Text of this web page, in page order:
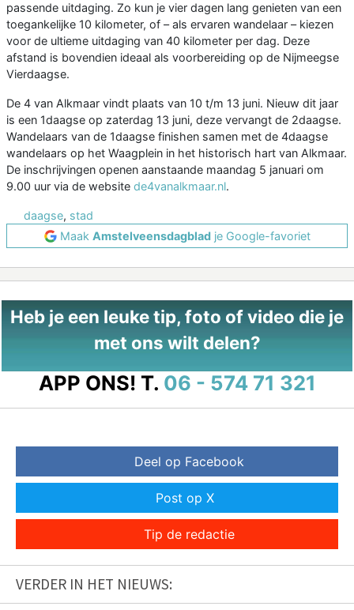
passende uitdaging. Zo kun je vier dagen lang genieten van een
toegankelijke 10 kilometer, of – als ervaren wandelaar – kiezen
voor de ultieme uitdaging van 40 kilometer per dag. Deze
afstand is bovendien ideaal als voorbereiding op de Nijmeegse
Vierdaagse.
De 4 van Alkmaar vindt plaats van 10 t/m 13 juni. Nieuw dit jaar
is een 1daagse op zaterdag 13 juni, deze vervangt de 2daagse.
Wandelaars van de 1daagse finishen samen met de 4daagse
wandelaars op het Waagplein in het historisch hart van Alkmaar.
De inschrijvingen openen aanstaande maandag 5 januari om
9.00 uur via de website de4vanalkmaar.nl.
daagse, stad
Maak Amstelveensdagbladje Google-favoriet
Heb je een leuke tip, foto of video die je
met ons wilt delen?
APP ONS! T. 06 - 574 71 321
Deel op Facebook
Post op X
Tip de redactie
VERDER IN HET NIEUWS: